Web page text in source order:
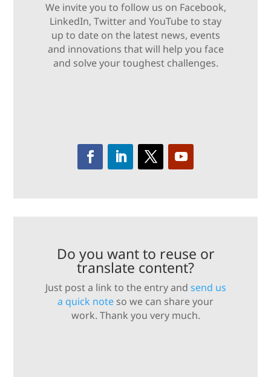
We invite you to follow us on Facebook,
LinkedIn, Twitter and YouTube to stay
up to date on the latest news, events
and innovations that will help you face
and solve your toughest challenges.
Do you want to reuse or
translate content?
Just post a link to the entry and send us
a quick note so we can share your
work. Thank you very much.